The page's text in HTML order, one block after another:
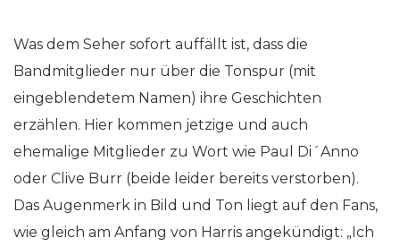
Was dem Seher sofort auffällt ist, dass die
Bandmitglieder nur über die Tonspur (mit
eingeblendetem Namen) ihre Geschichten
erzählen. Hier kommen jetzige und auch
ehemalige Mitglieder zu Wort wie Paul Di´Anno
oder Clive Burr (beide leider bereits verstorben).
Das Augenmerk in Bild und Ton liegt auf den Fans,
wie gleich am Anfang von Harris angekündigt: „Ich